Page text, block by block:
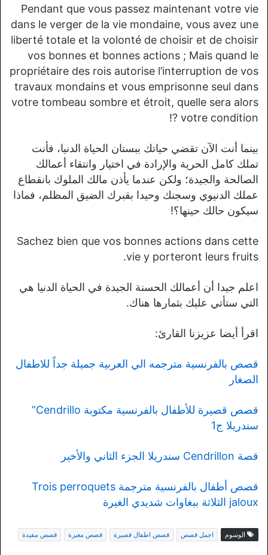
Pendant que vous passez maintenant votre vie
dans le verger de la vie mondaine, vous avez une
liberté totale et la volonté de choisir et de choisir
vos bonnes et bonnes actions ; Mais quand le
propriétaire des rois autorise l’interruption de vos
travaux mondains et vous emprisonne seul dans
votre tombeau sombre et étroit, quelle sera alors
votre condition ?!
بينما أنت الآن تقضي حياتك ببستان الحياة الدنيا، فأنت
تملك كامل الحرية والإرادة في اختيار وانتقاء أعمالك
الصالحة والجيدة؛ ولكن عندما يأذن مالك الملوك بانقطاع
عملك الدنيوي وسجنك وحيدا بقبرك الضيق المظلم، فماذا
سيكون حالك حينها؟!
Sachez bien que vos bonnes actions dans cette
vie y porteront leurs fruits.
اعلم جيدا أن أعمالك الحسنة الجيدة في الحياة الدنيا هي
التي ستأتي عليك بثمارها هناك.
اقرأ أيضا عزيزنا القارئ:
قصص بالفرنسية مترجمه الي العربية جميلة جداً للاطفال
الصغار
قصص قصيرة للأطفال بالفرنسية مكتوبة Cendrillo”
سندريلا ج1
قصة Cendrillon سندريلا الجزء الثاني والأخير
قصص أطفال بالفرنسية مترجمة Trois perroquets
jaloux الثلاثة ببغاوات شديدي الغيرة
الوسوم اجمل قصص قصص اطفال قصيرة قصص معبرة قصص مفيدة